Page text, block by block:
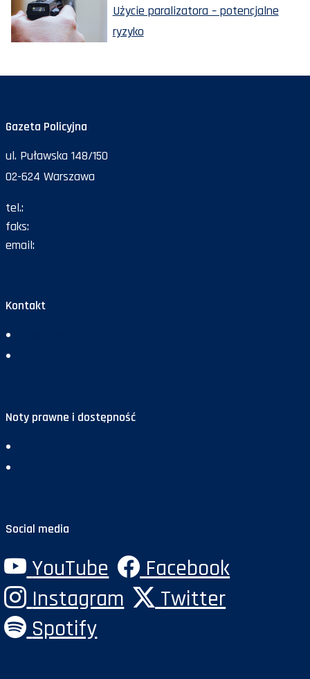
Użycie paralizatora – potencjalne
ryzyko
Gazeta Policyjna
ul. Puławska 148/150
02-624 Warszawa
tel.:
faks:
email:
Kontakt
Noty prawne i dostępność
Social media
YouTube
Facebook
Instagram
Twitter
Spotify